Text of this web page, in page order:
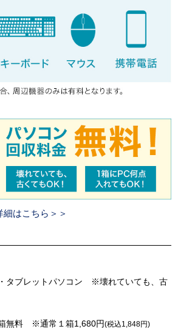
はこちら＞＞
タブレットパソコン ※壊れていても、古
無料 ※通常１箱1,680円(税込1,848円)